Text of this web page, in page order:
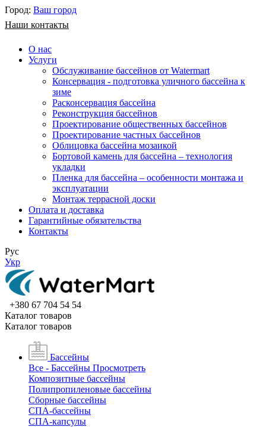
Город: Ваш город
Наши контакты
О нас
Услуги
Обслуживание бассейнов от Watermart
Консервация - подготовка уличного бассейна к
зиме
Расконсервация бассейна
Реконструкция бассейнов
Проектирование общественных бассейнов
Проектирование частных бассейнов
​Облицовка бассейна мозаикой
Бортовой камень для бассейна – технология
укладки
Пленка для бассейна – особенности монтажа и
эксплуатации
Монтаж террасной доски
Оплата и доставка
Гарантийные обязательства
Контакты
Рус
Укр
+380 67 704 54 54
Каталог товаров
Каталог товаров
Бассейны
Все - Бассейны Просмотреть
Композитные бассейны
Полипропиленовые бассейны
Сборные бассейны
СПА-бассейны
СПА-капсулы